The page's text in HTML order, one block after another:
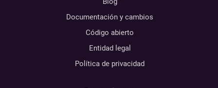
Documentación y cambios
Código abierto
Entidad legal
Política de privacidad